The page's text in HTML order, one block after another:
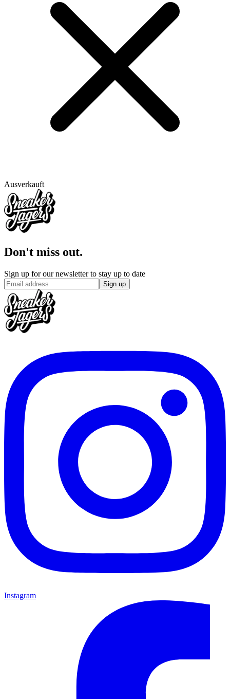
Ausverkauft
Don't miss out.
Sign up for our newsletter to stay up to date
Sign up
Instagram